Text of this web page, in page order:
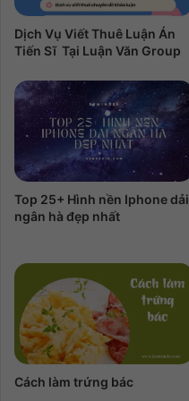
Dịch Vụ Viết Thuê Luận Án
Tiến Sĩ Tại Luận Văn Group
Top 25+ Hình nền Iphone dải
ngân hà đẹp nhất
Cách làm trứng bác